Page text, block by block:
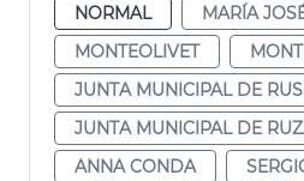
NORMAL
MARÍA
MONTEOLIVET
JUNTA MUNICIPAL DE
JUNTA MUNICIPAL DE
ANNA CONDA